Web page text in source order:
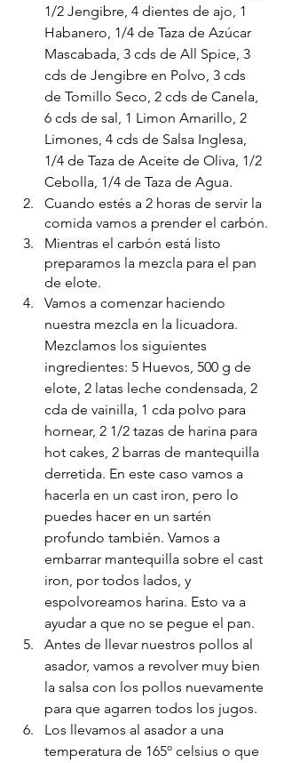
1/2 Jengibre, 4 dientes de ajo, 1
Habanero, 1/4 de Taza de Azúcar
Mascabada, 3 cds de All Spice, 3
cds de Jengibre en Polvo, 3 cds
de Tomillo Seco, 2 cds de Canela,
6 cds de sal, 1 Limon Amarillo, 2
Limones, 4 cds de Salsa Inglesa,
1/4 de Taza de Aceite de Oliva, 1/2
Cebolla, 1/4 de Taza de Agua.
Cuando estés a 2 horas de servir la
comida vamos a prender el carbón.
Mientras el carbón está listo
preparamos la mezcla para el pan
de elote.
Vamos a comenzar haciendo
nuestra mezcla en la licuadora.
Mezclamos los siguientes
ingredientes: 5 Huevos, 500 g de
elote, 2 latas leche condensada, 2
cda de vainilla, 1 cda polvo para
hornear, 2 1/2 tazas de harina para
hot cakes, 2 barras de mantequilla
derretida. En este caso vamos a
hacerla en un cast iron, pero lo
puedes hacer en un sartén
profundo también. Vamos a
embarrar mantequilla sobre el cast
iron, por todos lados, y
espolvoreamos harina. Esto va a
ayudar a que no se pegue el pan.
Antes de llevar nuestros pollos al
asador, vamos a revolver muy bien
la salsa con los pollos nuevamente
para que agarren todos los jugos.
Los llevamos al asador a una
temperatura de 165º celsius o que